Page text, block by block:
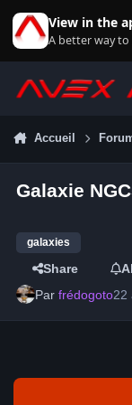
View in the
A better way
Accueil
Galaxie
galaxies
Share
Parfrédogoto22